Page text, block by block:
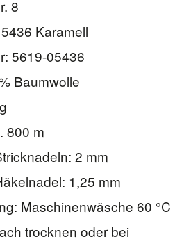
8
Karamell
5619-05436
Baumwolle
800 m
2 mm
1,25 mm
Maschinenwäsche 60 °C
trocknen oder bei